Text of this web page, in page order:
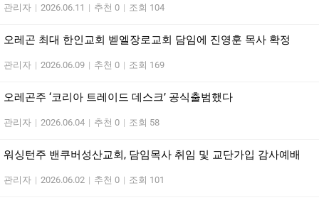
관리자 | 2026.06.11 | 추천 0 | 조회 104
오레곤 최대 한인교회 벧엘장로교회 담임에 진영훈 목사 확정
관리자 | 2026.06.09 | 추천 0 | 조회 169
오레곤주 ‘코리아 트레이드 데스크’ 공식출범했다
관리자 | 2026.06.04 | 추천 0 | 조회 58
워싱턴주 밴쿠버성산교회, 담임목사 취임 및 교단가입 감사예배
관리자 | 2026.06.02 | 추천 0 | 조회 101